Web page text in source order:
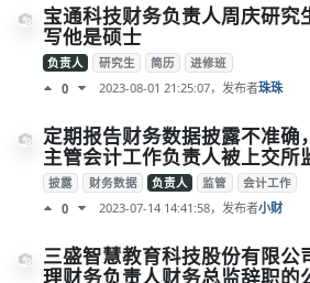
宝通科技财务负责人周庆研究
写他是硕士
负责人 研究生 简历 进修班
0 2023-08-01 21:25:07，发布者珠珠
定期报告财务数据披露不准确
主管会计工作负责人被上交所
披露 财务数据 负责人 监管 会计工作
0 2023-07-14 14:41:58，发布者小财
三盛智慧教育科技股份有限公
理财务负责人财务总监辞职的